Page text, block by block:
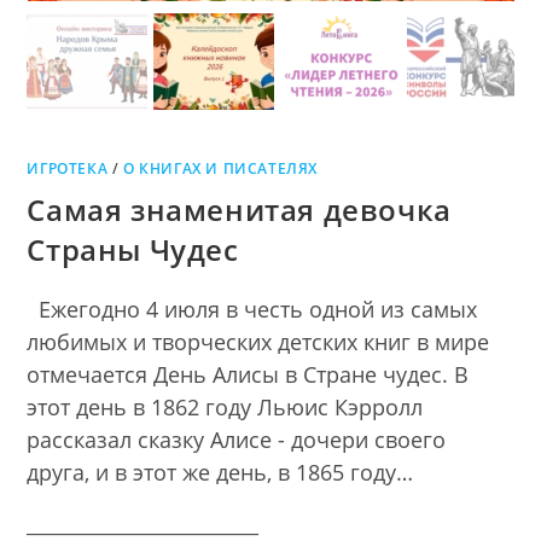
ИГРОТЕКА /О КНИГАХ И ПИСАТЕЛЯХ
Самая знаменитая девочка
Страны Чудес
Ежегодно 4 июля в честь одной из самых
любимых и творческих детских книг в мире
отмечается День Алисы в Стране чудес. В
этот день в 1862 году Льюис Кэрролл
рассказал сказку Алисе - дочери своего
друга, и в этот же день, в 1865 году…